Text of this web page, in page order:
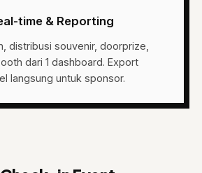
time & Reporting
distribusi souvenir, doorprize,
dari 1 dashboard. Export
langsung untuk sponsor.